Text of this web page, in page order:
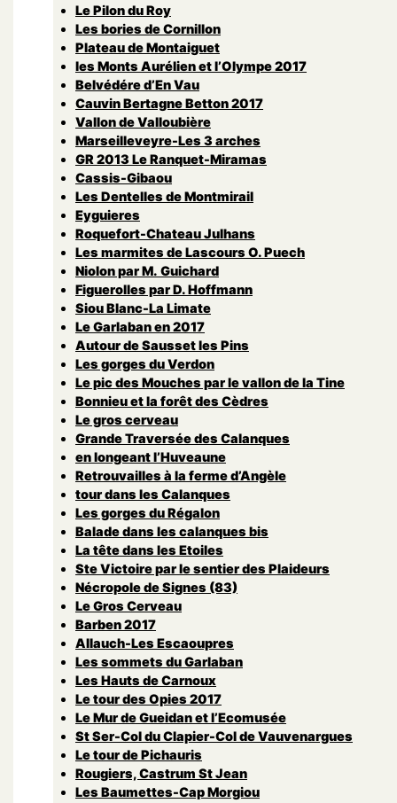
Le Pilon du Roy
Les bories de Cornillon
Plateau de Montaiguet
les Monts Aurélien et l’Olympe 2017
Belvédére d’En Vau
Cauvin Bertagne Betton 2017
Vallon de Valloubière
Marseilleveyre-Les 3 arches
GR 2013 Le Ranquet-Miramas
Cassis-Gibaou
Les Dentelles de Montmirail
Eyguieres
Roquefort-Chateau Julhans
Les marmites de Lascours O. Puech
Niolon par M. Guichard
Figuerolles par D. Hoffmann
Siou Blanc-La Limate
Le Garlaban en 2017
Autour de Sausset les Pins
Les gorges du Verdon
Le pic des Mouches par le vallon de la Tine
Bonnieu et la forêt des Cèdres
Le gros cerveau
Grande Traversée des Calanques
en longeant l’Huveaune
Retrouvailles à la ferme d’Angèle
tour dans les Calanques
Les gorges du Régalon
Balade dans les calanques bis
La tête dans les Etoiles
Ste Victoire par le sentier des Plaideurs
Nécropole de Signes (83)
Le Gros Cerveau
Barben 2017
Allauch-Les Escaoupres
Les sommets du Garlaban
Les Hauts de Carnoux
Le tour des Opies 2017
Le Mur de Gueidan et l’Ecomusée
St Ser-Col du Clapier-Col de Vauvenargues
Le tour de Pichauris
Rougiers, Castrum St Jean
Les Baumettes-Cap Morgiou